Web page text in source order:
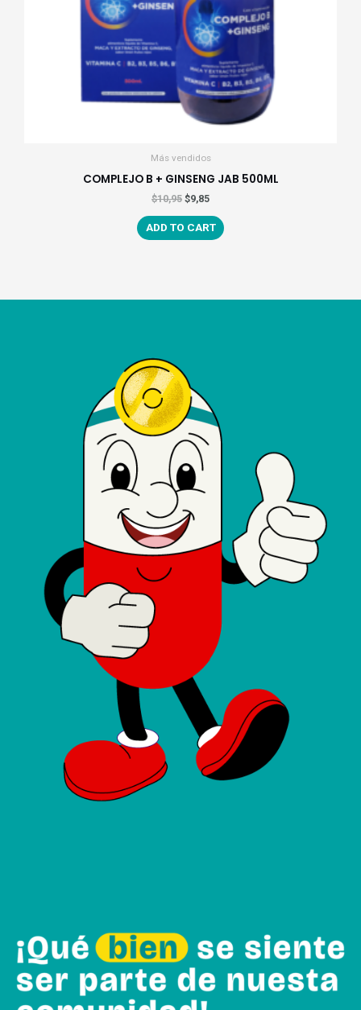
Más vendidos
COMPLEJO B + GINSENG JAB 500ML
$10,95 $9,85
ADD TO CART